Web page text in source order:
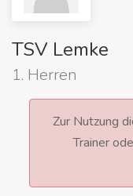
TSV Lemke
1. Herren
Zur Nutzung
Trainer